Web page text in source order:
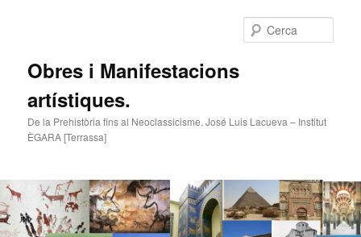
Obres i Manifestacions
artístiques.
De la Prehistòria fins al Neoclassicisme. José Luis Lacueva – Institut
ÈGARA [Terrassa]